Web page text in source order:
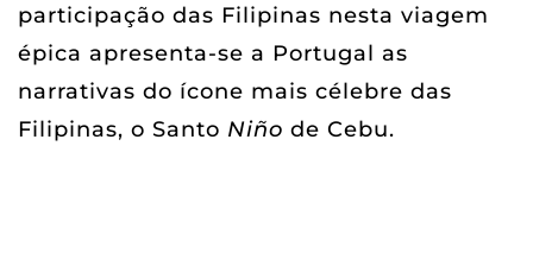
participação das Filipinas nesta viagem
épica apresenta-se a Portugal as
narrativas do ícone mais célebre das
Filipinas, o Santo Niño de Cebu.